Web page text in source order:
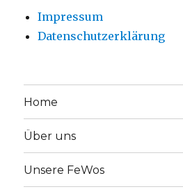
Impressum
Datenschutzerklärung
Home
Über uns
Unsere FeWos